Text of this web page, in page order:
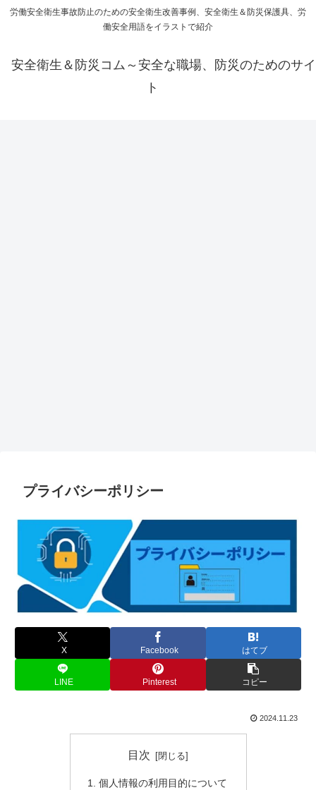
労働安全衛生事故防止のための安全衛生改善事例、安全衛生＆防災保護具、労
働安全用語をイラストで紹介
安全衛生＆防災コム～安全な職場、防災のためのサイ
ト
プライバシーポリシー
X Facebook はてブ
LINE Pinterest コピー
2024.11.23
目次
個人情報の利用目的について